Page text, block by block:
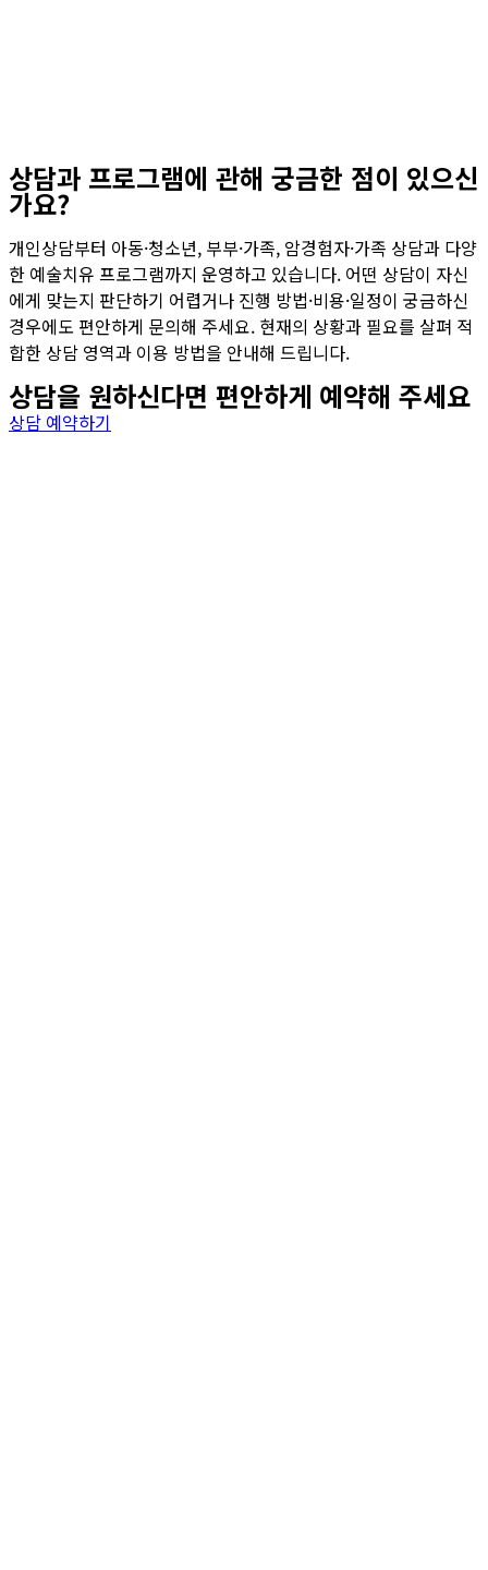
상담과 프로그램에 관해 궁금한 점이 있으신
가요?
개인상담부터 아동·청소년, 부부·가족, 암경험자·가족 상담과 다양
한 예술치유 프로그램까지 운영하고 있습니다. 어떤 상담이 자신
에게 맞는지 판단하기 어렵거나 진행 방법·비용·일정이 궁금하신
경우에도 편안하게 문의해 주세요. 현재의 상황과 필요를 살펴 적
합한 상담 영역과 이용 방법을 안내해 드립니다.
상담을 원하신다면 편안하게 예약해 주세요
상담 예약하기